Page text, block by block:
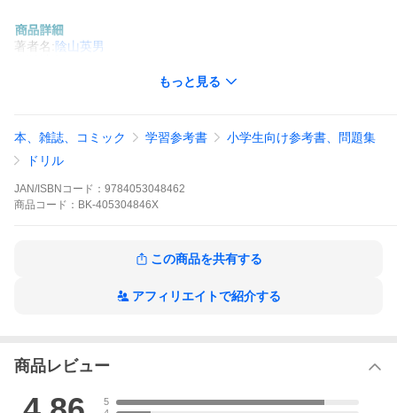
著者名:陰山英男
〜朝の勉強で、頭のスイッチが入る！ かしこい子に育つ習慣づけ
■1日たったの5分だから続けやすい！
朝の短い時間でも取り組めるように、1日分はたったの5分。スキ
マ時間の活用や、基礎固めにもオススメです。
■やさしく学べる！
短く興味のもてる文章で読解力がつきます。毎日コツコツ続けや
毎日の睡眠時間や勉強時間を記録できる「生活チェック」つき！
えてやる気が継続します。
もっと見る
本、雑誌、コミック 学習参考書
小学生向け参考書、問題集
ドリル
JAN/ISBNコード： 9784053048462
商品 コード： BK-405304846X
この商品を共有する
アフィリエイトで紹介する
商品レビュー
5